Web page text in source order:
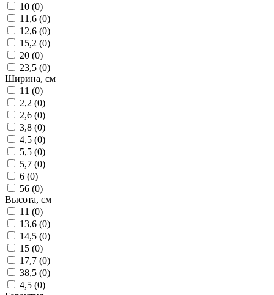
10 (0)
11,6 (0)
12,6 (0)
15,2 (0)
20 (0)
23,5 (0)
Ширина, см
11 (0)
2,2 (0)
2,6 (0)
3,8 (0)
4,5 (0)
5,5 (0)
5,7 (0)
6 (0)
56 (0)
Высота, см
11 (0)
13,6 (0)
14,5 (0)
15 (0)
17,7 (0)
38,5 (0)
4,5 (0)